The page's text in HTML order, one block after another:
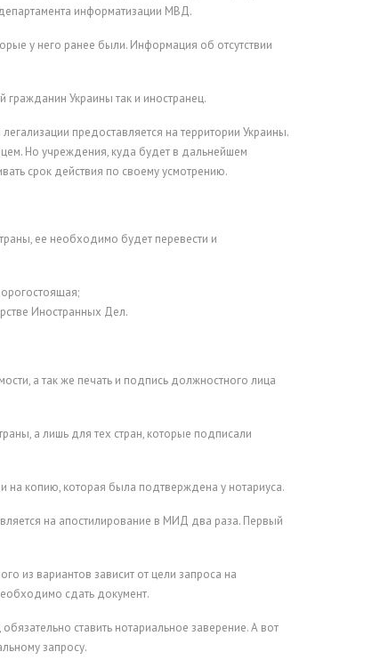
информатизации МВД.
у него ранее были. Информация об отсутствии
Украины так и иностранец.
предоставляется на территории Украины.
Но учреждения, куда будет в дальнейшем
срок действия по своему усмотрению.
ее необходимо будет перевести и
Иностранных Дел.
а так же печать и подпись должностного лица
а лишь для тех стран, которые подписали
на копию, которая была подтверждена у нотариуса.
на апостилирование в МИД два раза. Первый
из вариантов зависит от цели запроса на
сдать документ.
ставить нотариальное заверение. А вот
запросу.